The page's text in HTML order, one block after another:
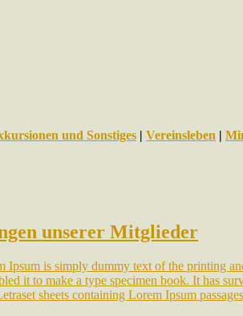
und Sonstiges | Vereinsleben |
unserer Mitglieder
is simply dummy text of the printing
it to make a type specimen book. It has
sheets containing Lorem Ipsum